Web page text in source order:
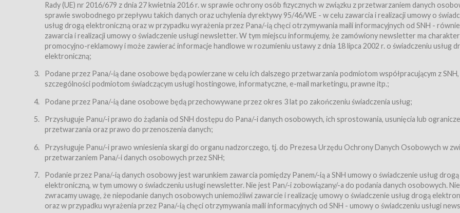
§ 2
Postanowienia ogólne
Regulamin określa zasady:
świadczenia Usługobiorcom Usług przez Usługodawcę, z zastrzeżeniem usług, o których mowa w ust. 2 pkt. 4 i 5 poniżej,
zasady świadczenia precyzują odrębne regulaminy,
przetwarzania przez Usługodawcę danych osobowych Usługobiorców będących osobami fizycznymi.
Usługodawca świadczy w szczególności następujące Usługi:Usługodawca świadczy Usługi drogą elektroniczną w rozumieniu
dnia 18 lipca 2002 r. o świadczeniu usług drogą elektroniczną (Dz.U. z 2002 r., Nr 144, poz. 1204, z późń. zm.). Usługi świadczone są
nieodpłatnie.
usługę przeglądania i odczytywania przez Usługobiorców materiałów zamieszczanych w Serwisie,
usługę newsletter,
usługę zawierania na odległość umów nabycia Karnetów i Biletów,
usługę zawierania na odległość umów sprzedaży w Sklepie.
Usługodawca świadczy Usługi drogą elektroniczną w rozumieniu ustawy z dnia 18 lipca 2002 r. o świadczeniu usług drogą
(Dz.U. z 2002 r., Nr 144, poz. 1204, z późń. zm.). Usługi świadczone są nieodpłatnie.
Rady (UE) nr 2016/679 z dnia 27 kwietnia 2016 r. w sprawie ochrony osób fizycznych w związku z przetwarzaniem danych
sprawie swobodnego przepływu takich danych oraz uchylenia dyrektywy 95/46/WE - w celu zawarcia i realizacji umowy o
usług drogą elektroniczną oraz w przypadku wyrażenia przez Pana/-ią chęci otrzymywania maili informacyjnych od SNH -
zawarcia i realizacji umowy o świadczenie usługi newsletter. W tym miejscu informujemy, że zamówiony newsletter ma charakter
promocyjno-reklamowy i może zawierać informacje handlowe w rozumieniu ustawy z dnia 18 lipca 2002 r. o świadczeniu usług
elektroniczną;
Podane przez Pana/-ią dane osobowe będą powierzane w celu ich dalszego przetwarzania podmiotom współpracującym z
szczególności podmiotom świadczącym usługi hostingowe, informatyczne, e-mail marketingu, prawne itp.;
Podane przez Pana/-ią dane osobowe będą przechowywane przez okres 3 lat po zakończeniu świadczenia usług;
Przysługuje Panu/-i prawo do żądania od SNH dostępu do Pana/-i danych osobowych, ich sprostowania, usunięcia lub
przetwarzania oraz prawo do przenoszenia danych;
Przysługuje Panu/-i prawo wniesienia skargi do organu nadzorczego, tj. do Prezesa Urzędu Ochrony Danych Osobowych w
przetwarzaniem Pana/-i danych osobowych przez SNH;
Podanie przez Pana/-ią danych osobowy jest warunkiem zawarcia pomiędzy Panem/-ią a SNH umowy o świadczenie usług drogą
elektroniczną, w tym umowy o świadczeniu usługi newsletter. Nie jest Pan/-i zobowiązany/-a do podania danych osobowych.
zwracamy uwagę, że niepodanie danych osobowych uniemożliwi zawarcie i realizację umowy o świadczenie usług drogą
oraz w przypadku wyrażenia przez Pana/-ią chęci otrzymywania maili informacyjnych od SNH - umowy o świadczeniu usługi